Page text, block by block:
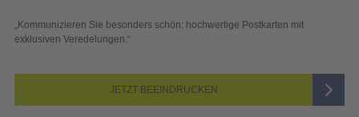
schön: hochwertige Postkarten mit
„Sichtbar und wirkungsvoll –